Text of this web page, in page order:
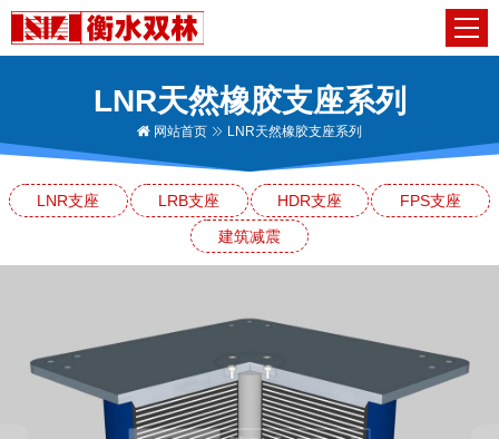
LNR天然橡胶支座系列
网站首页 LNR天然橡胶支座系列
LNR支座 LRB支座 HDR支座
FPS支座
建筑减震